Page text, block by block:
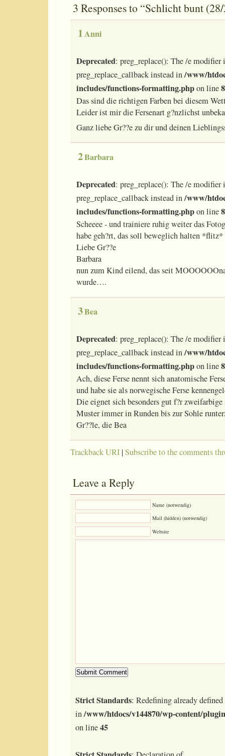
3 Responses to “Schlicht bunt
1Anni
Deprecated: preg_replace(): The /e modifier
preg_replace_callback instead in/www/
includes/functions-formatting.phpon line
Das sind die richtigen Farben bei diesem
Leider ist mir die Fersenart g?nzlichst
Ganz liebe Gr??e zu dir und deinen
2Barbara
Deprecated: preg_replace(): The /e modifier
preg_replace_callback instead in/www/
includes/functions-formatting.phpon line
Scheeee - und trainiere ruhig weiter das
habe geh?rt, das soll beweglich halten *flitz*
Liebe Gr??e
Barbara
nun zum Kind eilend, das seit
wurde….
3Bea
Deprecated: preg_replace(): The /e modifier
preg_replace_callback instead in/www/
includes/functions-formatting.phpon line
Ach, diese Ferse nennt sich anatomische
und habe sie als norwegische Ferse
Die eignet sich besonders gut f?r
Muster immer in Runden bis zur Sohle
Gr??le, die Bea
Trackback URI|Subscribe to the comments
Leave a Reply
Name (notwendig)
Mail (hidden) (notwendig)
Website
Strict Standards: Redefining already
in/www/htdocs/v144870/wp-content/
on line45